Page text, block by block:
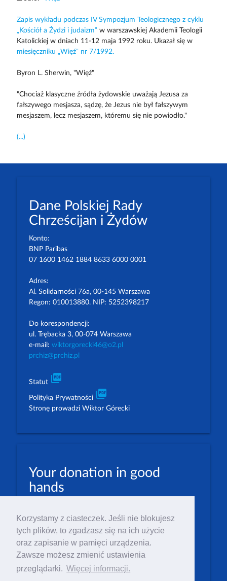
Korzystamy z ciasteczek. Jeśli nie blokujesz
tych plików, to zgadzasz się na ich użycie
oraz zapisanie w pamięci urządzenia.
Zawsze możesz zmienić ustawienia
przeglądarki. Więcej informacji.
Zapis wykładu podczas IV Sympozjum Teologicznego z cyklu
„Kościół a Żydzi i judaizm” w warszawskiej Akademii Teologii
Katolickiej w dniach 11-12 maja 1992 roku. Ukazał się w
miesięczniku „Więź” nr 7/1992.
Byron L. Sherwin, "Więź"
"Chociaż klasyczne źródła żydowskie uważają Jezusa za
fałszywego mesjasza, sądzę, że Jezus nie był fałszywym
mesjaszem, lecz mesjaszem, któremu się nie powiodło."
(...)
Dane Polskiej Rady
Chrześcijan i Żydów
Konto:
BNP Paribas
07 1600 1462 1884 8633 6000 0001
Adres:
Al. Solidarności 76a, 00-145 Warszawa
Regon: 010013880. NIP: 5252398217
Do korespondencji:
ul. Trębacka 3, 00-074 Warszawa
e-mail: wiktorgorecki46@o2.pl
prchiz@prchiz.pl
Statut picture_as_pdf
Polityka Prywatności picture_as_pdf
Stronę prowadzi Wiktor Górecki
Your donation in good
hands
EUR: 23 1600 1462 1884 8633 6000 0004
Numer IBAN: PL23 1 600 1462 1884 8633 6000
0004
Numer BIC/SWIFT: PPABPLPK